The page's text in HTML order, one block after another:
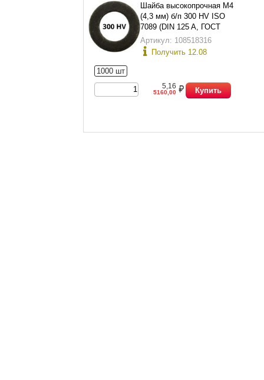
Шайба высокопрочная М4
(4,3 мм) б/п 300 HV ISO
7089 (DIN 125 A, ГОСТ
11371-78 исп.1)
Артикул: 108518316
Получить 12.08
1000 шт
5,16
5160,00 Купить